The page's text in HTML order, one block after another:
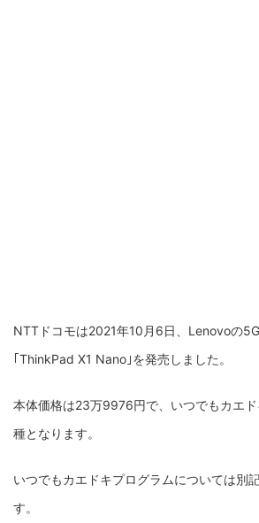
NTTドコモは2021年10月6日、Lenovoの
｢ThinkPad X1 Nano｣を発売しました。
本体価格は23万9976円で、いつでもカエ
種となります。
いつでもカエドキプログラムについては別
す。